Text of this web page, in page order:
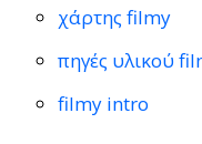
χάρτης filmy
πηγές υλικού
filmy intro